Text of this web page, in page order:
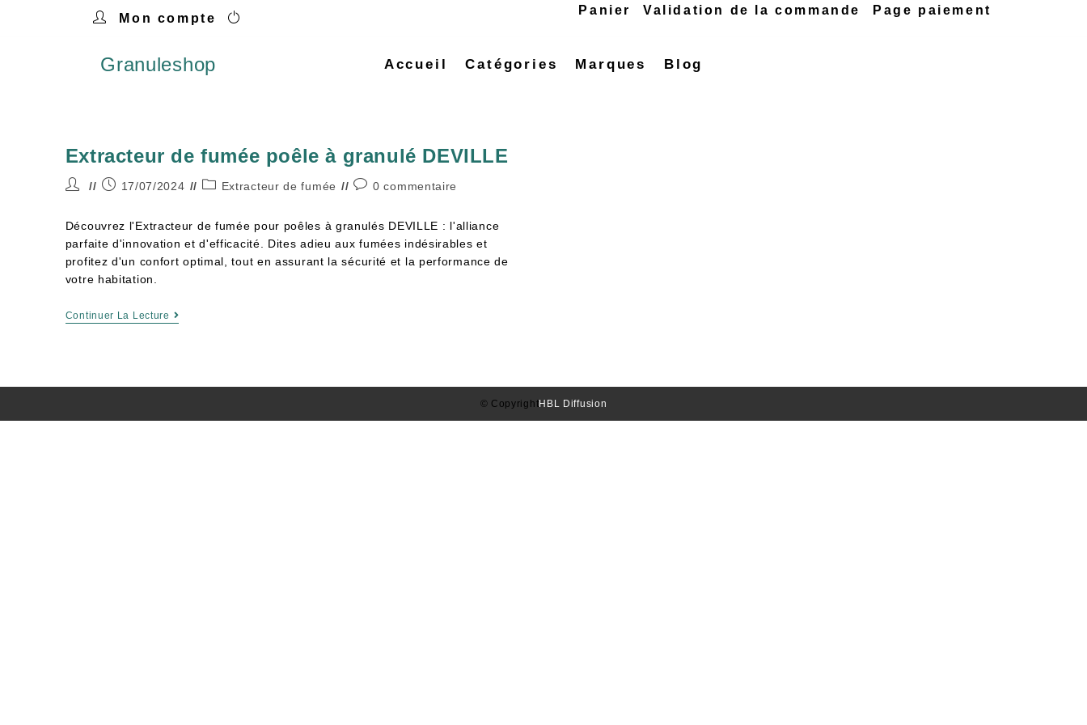
Panier Validation de la commande Page paiement
Mon compte
Granuleshop Accueil Catégories Marques Blog
Extracteur de fumée poêle à granulé DEVILLE
17/07/2024 Extracteur de fumée 0 commentaire
Découvrez l'Extracteur de fumée pour poêles à granulés DEVILLE : l'alliance
parfaite d'innovation et d'efficacité. Dites adieu aux fumées indésirables et
profitez d'un confort optimal, tout en assurant la sécurité et la performance de
votre habitation.
Continuer La Lecture
© CopyrightHBL Diffusion